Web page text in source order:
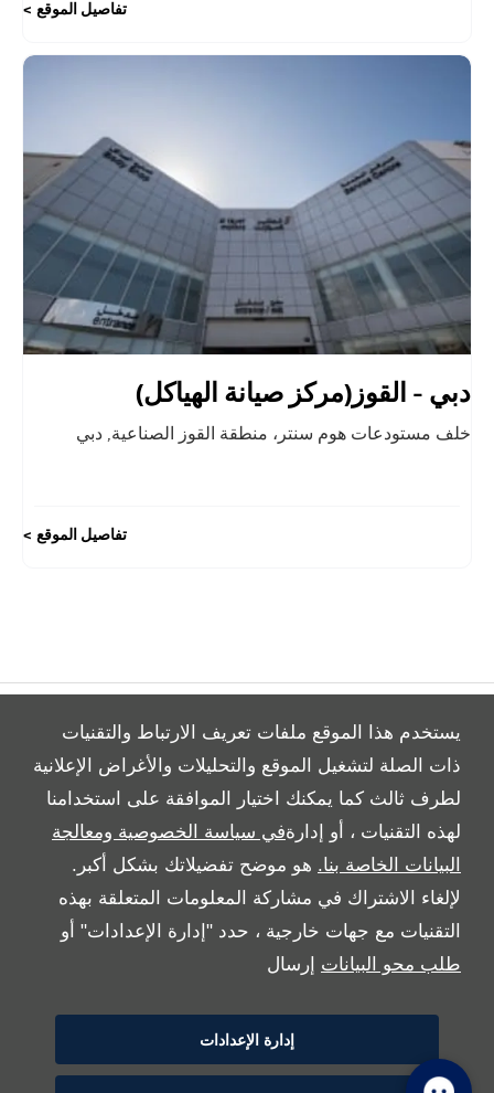
يستخدم هذا الموقع ملفات تعريف الارتباط والتقنيات
ذات الصلة لتشغيل الموقع والتحليلات والأغراض الإعلانية
لطرف ثالث كما يمكنك اختيار الموافقة على استخدامنا
لهذه التقنيات ، أو إدارةفي سياسة الخصوصية ومعالجة
البيانات الخاصة بنا. هو موضح تفضيلاتك بشكل أكبر.
لإلغاء الاشتراك في مشاركة المعلومات المتعلقة بهذه
التقنيات مع جهات خارجية ، حدد "إدارة الإعدادات" أو
طلب محو البيانات إرسال
إدارة الإعدادات
تفاصيل الموقع
دبي - القوز(مركز صيانة الهياكل)
خلف مستودعات هوم سنتر، منطقة القوز الصناعية, دبي
تفاصيل الموقع
All Rights Reserved
Follow بريمير موتورز
Copyright © 2026 بريمير موتورز